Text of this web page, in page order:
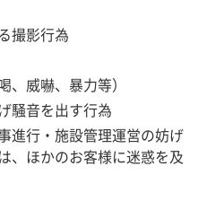
撮影行為
威嚇、暴力等）
騒音を出す行為
進行・施設管理運営の妨げ
、ほかのお客様に迷惑を及